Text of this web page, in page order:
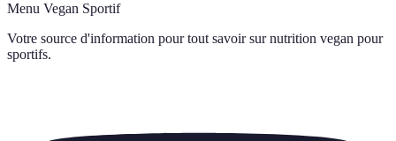
Menu Vegan Sportif
Votre source d'information pour tout savoir sur nutrition vegan pour
sportifs.